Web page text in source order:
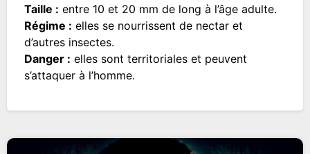
Taille : entre 10 et 20 mm de long à l’âge adulte.
Régime : elles se nourrissent de nectar et
d’autres insectes.
Danger : elles sont territoriales et peuvent
s’attaquer à l’homme.